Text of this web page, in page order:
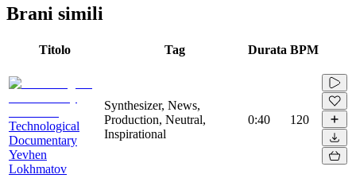
Brani simili
Titolo Tag Durata BPM
Technological
Documentary
Yevhen
Lokhmatov
Synthesizer, News,
Production, Neutral,
Inspirational
0:40 120